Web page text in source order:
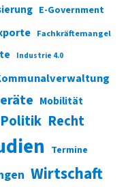
E-Government
Fachkräftemangel
Industrie 4.0
Mobilität
Politik Recht
Termine
Wirtschaft